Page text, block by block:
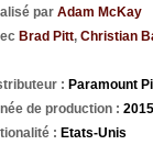
par Adam McKay
Brad Pitt, Christian
: Paramount
de production : 2015
: Etats-Unis